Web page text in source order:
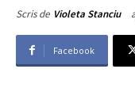
Scris de Violeta Stanciu
Facebook